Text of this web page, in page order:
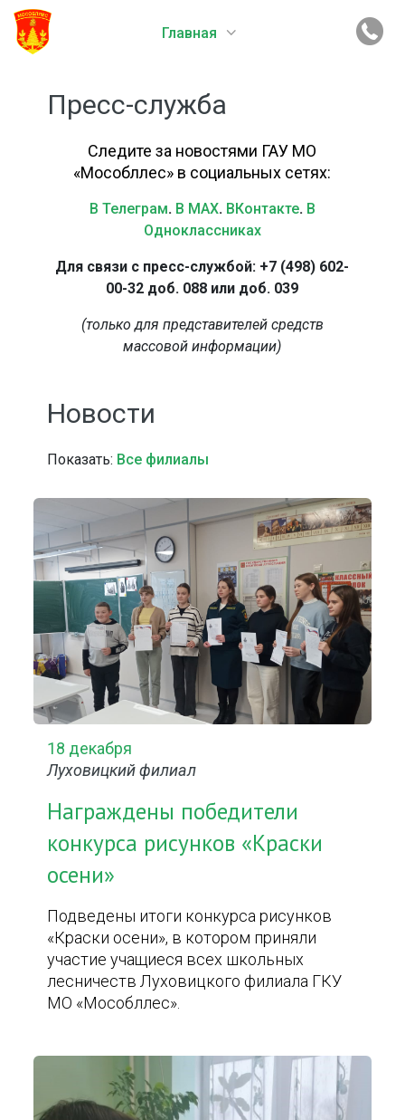
Главная
Пресс-служба
Следите за новостями ГАУ МО
«Мособллес» в социальных сетях:
В Телеграм. В MAX. ВКонтакте. В
Одноклассниках
Для связи с пресс-службой: +7 (498) 602-
00-32 доб. 088 или доб. 039
(только для представителей средств
массовой информации)
Новости
Показать: Все филиалы
18 декабря
Луховицкий филиал
Награждены победители
конкурса рисунков «Краски
осени»
Подведены итоги конкурса рисунков
«Краски осени», в котором приняли
участие учащиеся всех школьных
лесничеств Луховицкого филиала ГКУ
МО «Мособллес».